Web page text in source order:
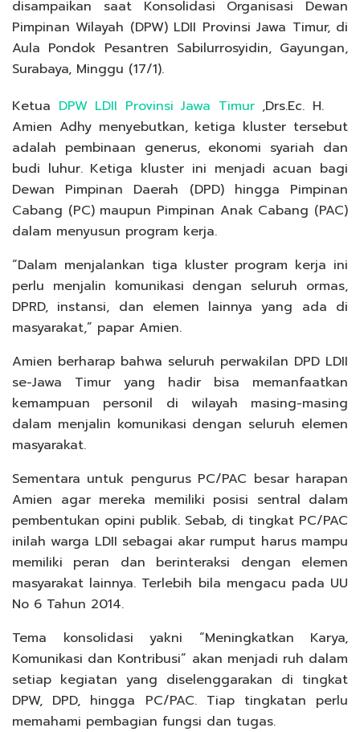
disampaikan saat Konsolidasi Organisasi Dewan
Pimpinan Wilayah (DPW) LDII Provinsi Jawa Timur, di
Aula Pondok Pesantren Sabilurrosyidin, Gayungan,
Surabaya, Minggu (17/1).
Ketua DPW LDII Provinsi Jawa Timur,Drs.Ec. H.
Amien Adhy menyebutkan, ketiga kluster tersebut
adalah pembinaan generus, ekonomi syariah dan
budi luhur. Ketiga kluster ini menjadi acuan bagi
Dewan Pimpinan Daerah (DPD) hingga Pimpinan
Cabang (PC) maupun Pimpinan Anak Cabang (PAC)
dalam menyusun program kerja.
“Dalam menjalankan tiga kluster program kerja ini
perlu menjalin komunikasi dengan seluruh ormas,
DPRD, instansi, dan elemen lainnya yang ada di
masyarakat,” papar Amien.
Amien berharap bahwa seluruh perwakilan DPD LDII
se-Jawa Timur yang hadir bisa memanfaatkan
kemampuan personil di wilayah masing-masing
dalam menjalin komunikasi dengan seluruh elemen
masyarakat.
Sementara untuk pengurus PC/PAC besar harapan
Amien agar mereka memiliki posisi sentral dalam
pembentukan opini publik. Sebab, di tingkat PC/PAC
inilah warga LDII sebagai akar rumput harus mampu
memiliki peran dan berinteraksi dengan elemen
masyarakat lainnya. Terlebih bila mengacu pada UU
No 6 Tahun 2014.
Tema konsolidasi yakni “Meningkatkan Karya,
Komunikasi dan Kontribusi” akan menjadi ruh dalam
setiap kegiatan yang diselenggarakan di tingkat
DPW, DPD, hingga PC/PAC. Tiap tingkatan perlu
memahami pembagian fungsi dan tugas.